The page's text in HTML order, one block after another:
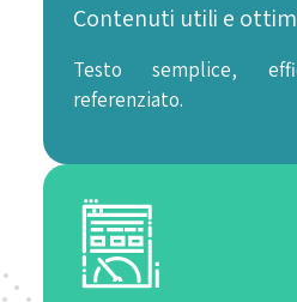
Contenuti utili e
Testo semplice,
referenziato.